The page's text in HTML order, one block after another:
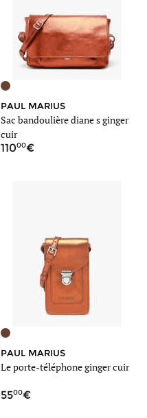
PAUL MARIUS
Sac bandoulière diane s ginger
cuir
11000
PAUL MARIUS
Le porte-téléphone ginger cuir
5500